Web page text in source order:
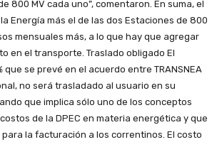
800 MV cada uno”, comentaron. En suma, el
Energía más el de las dos Estaciones de 800
mensuales más, a lo que hay que agregar
en el transporte. Traslado obligado El
que se prevé en el acuerdo entre TRANSNEA
no será trasladado al usuario en su
que implica sólo uno de los conceptos
de la DPEC en materia energética y que
la facturación a los correntinos. El costo